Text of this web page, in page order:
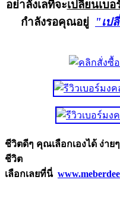
อย่าลังเลที่จะเปลี่ยนเบ
กำลังรอคุณอยู่
"เป
ชีวิตดีๆ คุณเลือกเองได้ ง่าย
ชีวิต
เลือกเลยที่นี่